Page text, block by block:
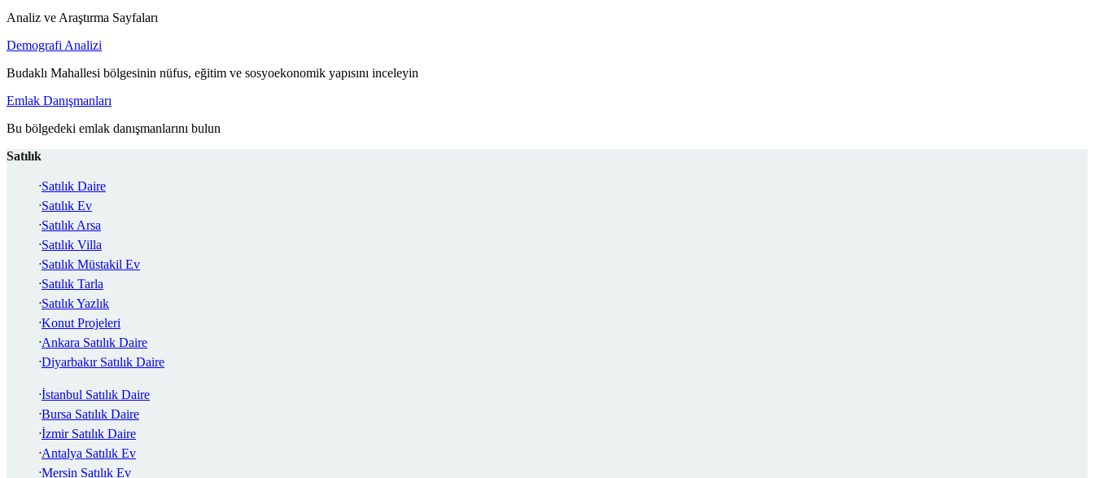
Analiz ve Araştırma Sayfaları
Demografi Analizi
Budaklı Mahallesi bölgesinin nüfus, eğitim ve sosyoekonomik yapısını inceleyin
Emlak Danışmanları
Bu bölgedeki emlak danışmanlarını bulun
Satılık
Satılık Daire
Satılık Ev
Satılık Arsa
Satılık Villa
Satılık Müstakil Ev
Satılık Tarla
Satılık Yazlık
Konut Projeleri
Ankara Satılık Daire
Diyarbakır Satılık Daire
İstanbul Satılık Daire
Bursa Satılık Daire
İzmir Satılık Daire
Antalya Satılık Ev
Mersin Satılık Ev